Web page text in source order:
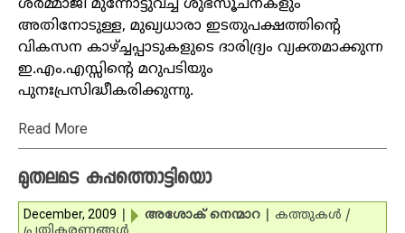
ശര്‍മ്മാജി മുന്നോട്ടുവച്ച ശുഭസൂചനകളും
അതിനോടുള്ള, മുഖ്യധാരാ ഇടതുപക്ഷത്തിന്റെ
വികസന കാഴ്ച്ചപ്പാടുകളുടെ ദാരിദ്ര്യം വ്യക്തമാക്കുന്ന
ഇ.എം.എസ്സിന്റെ മറുപടിയും
പുനഃപ്രസിദ്ധീകരിക്കുന്നു.
Read More
മുതലമട കുപ്പത്തൊട്ടിയൊ
December, 2009 അശോക് നെന്മാറ
കത്തുകള്‍ /